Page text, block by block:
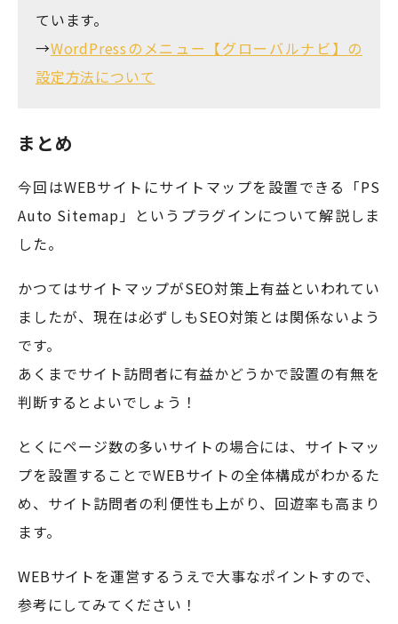
ています。
→WordPressのメニュー【グローバルナビ】の
設定方法について
まとめ
今回はWEBサイトにサイトマップを設置できる「PS
Auto Sitemap」というプラグインについて解説しま
した。
かつてはサイトマップがSEO対策上有益といわれてい
ましたが、現在は必ずしもSEO対策とは関係ないよう
です。
あくまでサイト訪問者に有益かどうかで設置の有無を
判断するとよいでしょう！
とくにページ数の多いサイトの場合には、サイトマッ
プを設置することでWEBサイトの全体構成がわかるた
め、サイト訪問者の利便性も上がり、回遊率も高まり
ます。
WEBサイトを運営するうえで大事なポイントすので、
参考にしてみてください！